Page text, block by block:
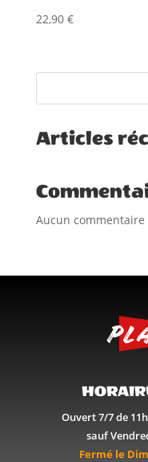
22,90 €
Articles
Aucun commentaire
Ouvert 7/7 de
sauf
Fermé le